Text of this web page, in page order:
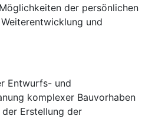
der persönlichen
und
Entwurfs- und
komplexer Bauvorhaben
Erstellung der